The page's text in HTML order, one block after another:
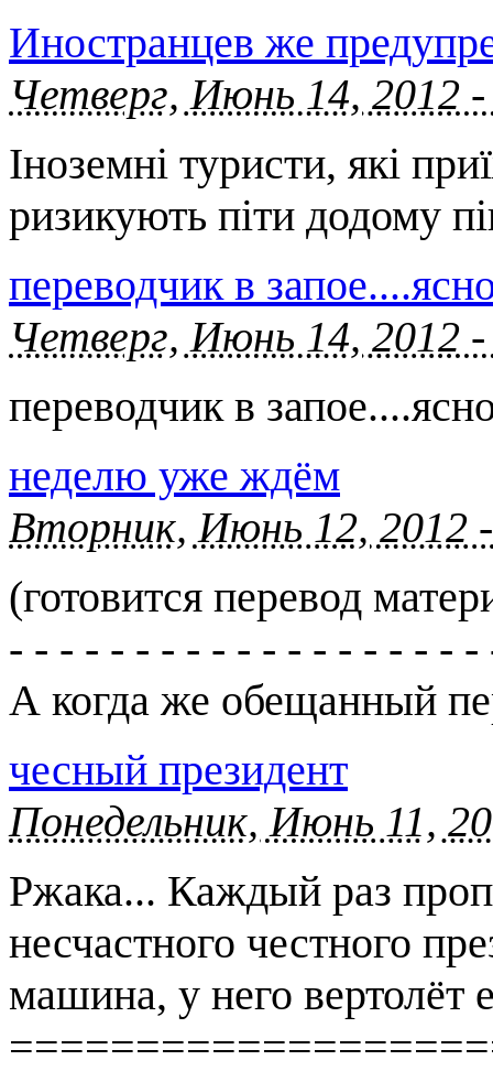
Иностранцев же
Четверг, Июнь 14, 2012
Іноземні туристи, які
ризикують піти додому
переводчик в
Четверг, Июнь 14, 2012
переводчик в
неделю уже ждём
Вторник, Июнь 12, 2012
(готовится перевод
- - - - - - - - - - - - - - - - - - -
А когда же обещанный
чесный президент
Понедельник, Июнь 11,
Ржака... Каждый раз
несчастного честного
машина, у него вертолёт